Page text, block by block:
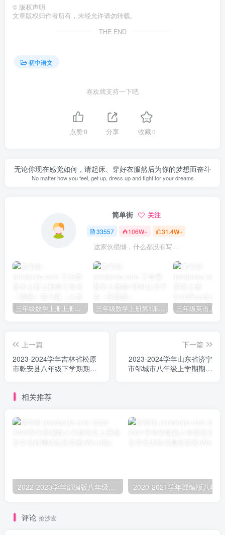
© 版权声明
文章版权归作者所有，未经允许请勿转载。
THE END
初中语文
喜欢就支持一下吧
点赞0 分享 收藏0
无论你现在感觉如何，请起床、穿好衣服然后为你的梦想而奋斗
No matter how you feel, get up, dress up and fight for your dreams
简单街 关注
33557 106W+ 31.4W+
这家伙很懒，什么都没有写...
三年级数学上册上册第三单元《测量》练习题（人教版） 三年级数学上册第1课时认识千克（苏教版）
上一篇
2023-2024学年吉林省松原
市乾安县八年级下学期期中
下一篇
2023-2024学年山东省济宁
市邹城市八年级上学期期中
相关推荐
2022-2023学年部编版八年级语文上册第五单元检测试题及答案(Word版)
评论 抢沙发